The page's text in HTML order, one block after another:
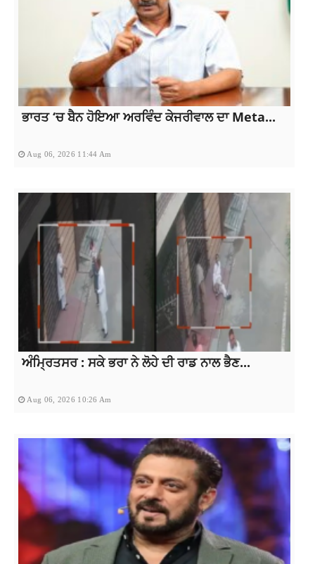
ਭਾਰਤ ‘ਚ ਬੈਨ ਹੋਇਆ ਅਰਵਿੰਦ ਕੇਜਰੀਵਾਲ ਦਾ Meta...
Aug 06, 2026 11:44 Am
ਅੰਮ੍ਰਿਤਸਰ : ਸਕੇ ਭਰਾ ਨੇ ਲੋਹੇ ਦੀ ਰਾਡ ਨਾਲ ਭੈਣ...
Aug 06, 2026 10:26 Am